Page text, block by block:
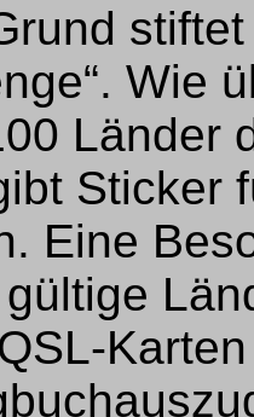
Wie
Länder
Sticker
Eine